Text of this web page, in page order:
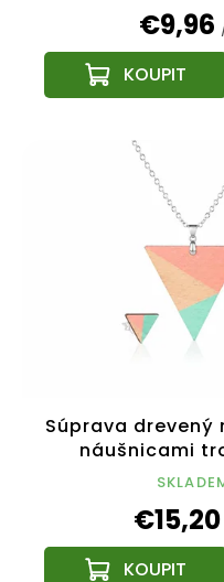
€9,96
Súprava drevený
náušnicami
ružový,
€15,20